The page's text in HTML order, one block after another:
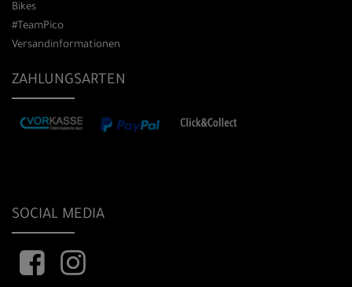
Bikes
#TeamPico
Versandinformationen
ZAHLUNGSARTEN
SOCIAL MEDIA